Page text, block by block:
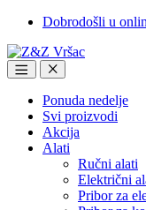
Skip
navigation
Skip
content
Dobrodošli u
Ponuda nedelje
Svi proizvodi
Akcija
Alati
Ručni alati
Električni
Pribor za